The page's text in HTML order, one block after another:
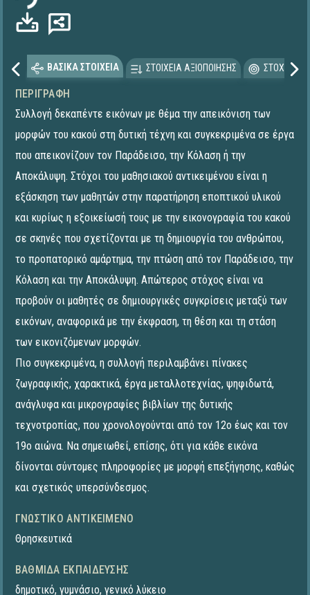
ΒΑΣΙΚΑ ΣΤΟΙΧΕΙΑ ΣΤΟΙΧΕΙΑ ΑΞΙΟΠΟΙΗΣΗΣ
ΠΕΡΙΓΡΑΦΉ
Συλλογή δεκαπέντε εικόνων με θέμα την απεικόνιση των
μορφών του κακού στη δυτική τέχνη και συγκεκριμένα σε έργα
που απεικονίζουν τον Παράδεισο, την Κόλαση ή την
Αποκάλυψη. Στόχοι του μαθησιακού αντικειμένου είναι η
εξάσκηση των μαθητών στην παρατήρηση εποπτικού υλικού
και κυρίως η εξοικείωσή τους με την εικονογραφία του κακού
σε σκηνές που σχετίζονται με τη δημιουργία του ανθρώπου,
το προπατορικό αμάρτημα, την πτώση από τον Παράδεισο, την
Κόλαση και την Αποκάλυψη. Απώτερος στόχος είναι να
προβούν οι μαθητές σε δημιουργικές συγκρίσεις μεταξύ των
εικόνων, αναφορικά με την έκφραση, τη θέση και τη στάση
των εικονιζόμενων μορφών.
Πιο συγκεκριμένα, η συλλογή περιλαμβάνει πίνακες
ζωγραφικής, χαρακτικά, έργα μεταλλοτεχνίας, ψηφιδωτά,
ανάγλυφα και μικρογραφίες βιβλίων της δυτικής
τεχνοτροπίας, που χρονολογούνται από τον 12ο έως και τον
19ο αιώνα. Να σημειωθεί, επίσης, ότι για κάθε εικόνα
δίνονται σύντομες πληροφορίες με μορφή επεξήγησης, καθώς
και σχετικός υπερσύνδεσμος.
ΓΝΩΣΤΙΚΌ ΑΝΤΙΚΕΊΜΕΝΟ
Θρησκευτικά
ΒΑΘΜΊΔΑ ΕΚΠΑΊΔΕΥΣΗΣ
δημοτικό, γυμνάσιο, γενικό λύκειο